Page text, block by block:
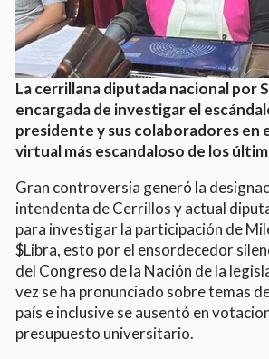
La cerrillana diputada nacional por
encargada de investigar el
presidente y sus colaboradores en
virtual más escandaloso de los
Gran controversia generó la
intendenta de Cerrillos y actual
para investigar la participación de
$Libra, esto por el ensordecedor
del Congreso de la Nación de la
vez se ha pronunciado sobre temas
país e inclusive se ausentó en
presupuesto universitario.